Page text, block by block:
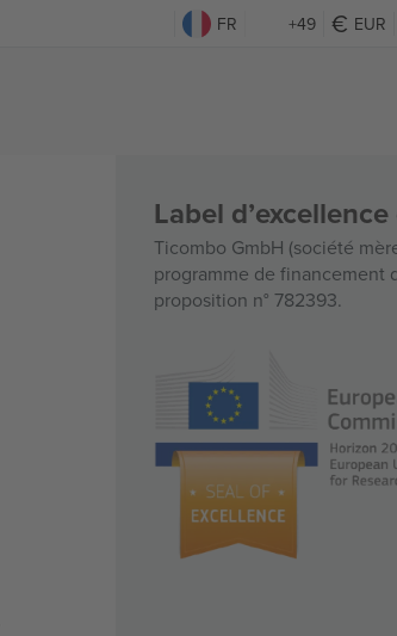
FR +49 EUR
Label
Ticombo GmbH (société
programme de financement
proposition n° 782393.